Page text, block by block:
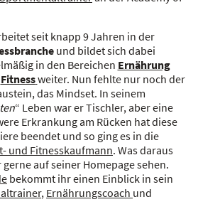
seit knapp 9 Jahren in der
und bildet sich dabei
in den Bereichen Ernährung
Fitnessweiter. Nun fehlte nur noch der
das Mindset. In seinem
“ Leben war er Tischler, aber eine
Erkrankung am Rücken hat diese
beendet und so ging es in die
und Fitnesskaufmann. Was daraus
auf seiner Homepage sehen.
bekommt ihr einen Einblick in sein
, Ernährungscoach und